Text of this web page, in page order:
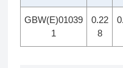
GBW(E)01039
1
0.22
8